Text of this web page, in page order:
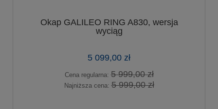
Okap GALILEO RING A830, wersja
wyciąg
5 099,00 zł
Cena regularna:5 999,00 zł
Najniższa cena:5 999,00 zł